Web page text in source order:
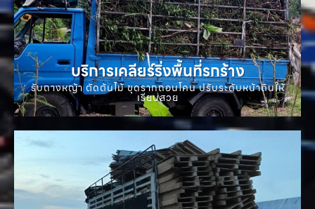
บริการเคลียร์ริ่งพื้นที่รกร้าง
รับถางหญ้า ตัดต้นไม้ ขุดรากถอนโคน ปรับระดับหน้าดินให้
เรียบสวย